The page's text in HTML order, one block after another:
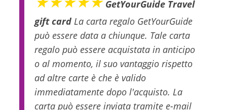
GetYourGuide Travel
gift card La carta regalo GetYourGuide
può essere data a chiunque. Tale carta
regalo può essere acquistata in anticipo
o al momento, il suo vantaggio rispetto
ad altre carte è che è valido
immediatamente dopo l'acquisto. La
carta può essere inviata tramite e-mail